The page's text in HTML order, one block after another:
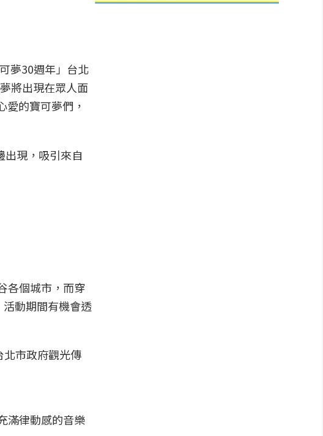
夢30週年」台北
將出現在眾人面
的寶可夢們，
現，吸引來自
各個城市，而穿
動期間有機會透